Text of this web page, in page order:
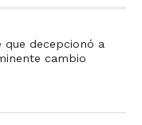
que decepcionó a
cambio